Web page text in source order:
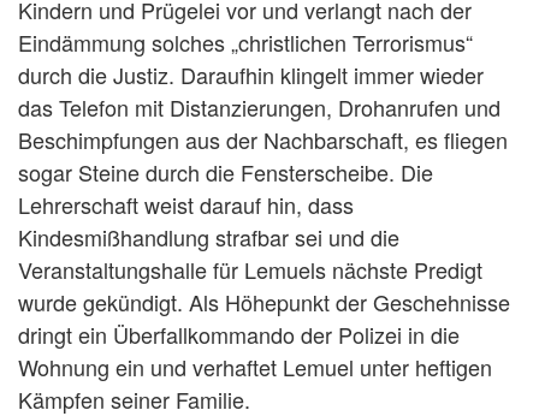
Kindern und Prügelei vor und verlangt nach der
Eindämmung solches „christlichen Terrorismus“
durch die Justiz. Daraufhin klingelt immer wieder
das Telefon mit Distanzierungen, Drohanrufen und
Beschimpfungen aus der Nachbarschaft, es fliegen
sogar Steine durch die Fensterscheibe. Die
Lehrerschaft weist darauf hin, dass
Kindesmißhandlung strafbar sei und die
Veranstaltungshalle für Lemuels nächste Predigt
wurde gekündigt. Als Höhepunkt der Geschehnisse
dringt ein Überfallkommando der Polizei in die
Wohnung ein und verhaftet Lemuel unter heftigen
Kämpfen seiner Familie.